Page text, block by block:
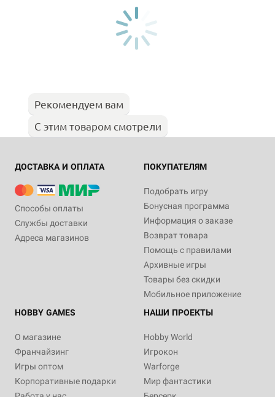
Рекомендуем вам
С этим товаром смотрели
ДОСТАВКА И ОПЛАТА
Способы оплаты
Службы доставки
Адреса магазинов
ПОКУПАТЕЛЯМ
Подобрать игру
Бонусная программа
Информация о заказе
Возврат товара
Помощь с правилами
Архивные игры
Товары без скидки
Мобильное приложение
HOBBY GAMES
О магазине
Франчайзинг
Игры оптом
Корпоративные подарки
НАШИ ПРОЕКТЫ
Hobby World
Игрокон
Warforge
Мир фантастики